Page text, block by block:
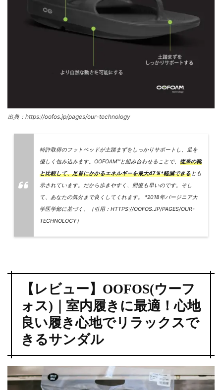
出典：https://oofos.jp/pages/our-technology
特許取得のフットベッドが土踏まずをしっかりサポートし、足を
優しく包み込みます。OOFOAM™と組み合わせることで、 従来の靴
と比較して、足首にかかるエネルギーを最大47％*軽減できるとも
示されています。だから歩きやすく、回復も早いのです。そし
て、あなたの気分まで良くしてくれます。 *2018年バージニア大
学医学部に基づく。（引用：HTTPS://OOFOS.JP/PAGES/OUR-
TECHNOLOGY）
【レビュー】OOFOS(ウーフ
ォス)｜室内履きに最適！心地
良い履き心地でリラックスで
きるサンダル